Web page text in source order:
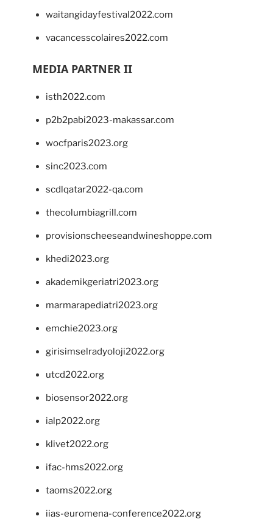
waitangidayfestival2022.com
vacancesscolaires2022.com
MEDIA PARTNER II
isth2022.com
p2b2pabi2023-makassar.com
wocfparis2023.org
sinc2023.com
scdlqatar2022-qa.com
thecolumbiagrill.com
provisionscheeseandwineshoppe.com
khedi2023.org
akademikgeriatri2023.org
marmarapediatri2023.org
emchie2023.org
girisimselradyoloji2022.org
utcd2022.org
biosensor2022.org
ialp2022.org
klivet2022.org
ifac-hms2022.org
taoms2022.org
iias-euromena-conference2022.org